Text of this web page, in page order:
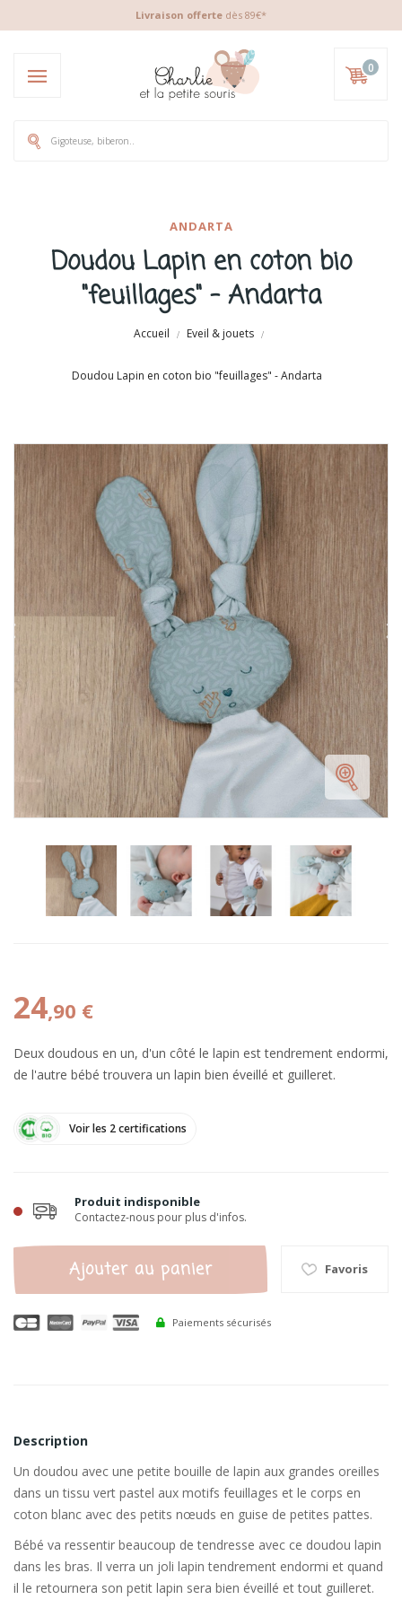
Livraison offerte dès 89€*
0
ANDARTA
Doudou Lapin en coton bio
"feuillages" - Andarta
Accueil Eveil & jouets
Doudou Lapin en coton bio "feuillages" - Andarta
24,90 €
Deux doudous en un, d'un côté le lapin est tendrement endormi,
de l'autre bébé trouvera un lapin bien éveillé et guilleret.
Voir les 2 certifications
Produit indisponible
Contactez-nous pour plus d'infos.
Ajouter au panier Favoris
Paiements sécurisés
Description
Un doudou avec une petite bouille de lapin aux grandes oreilles
dans un tissu vert pastel aux motifs feuillages et le corps en
coton blanc avec des petits nœuds en guise de petites pattes.
Bébé va ressentir beaucoup de tendresse avec ce doudou lapin
dans les bras. Il verra un joli lapin tendrement endormi et quand
il le retournera son petit lapin sera bien éveillé et tout guilleret.